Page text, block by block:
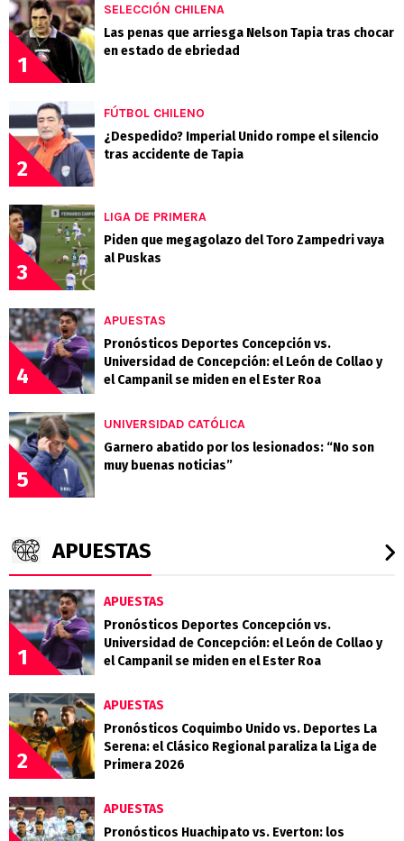
1
SELECCIÓN CHILENA
Las penas que arriesga Nelson Tapia tras chocar
en estado de ebriedad
2
FÚTBOL CHILENO
¿Despedido? Imperial Unido rompe el silencio
tras accidente de Tapia
3
LIGA DE PRIMERA
Piden que megagolazo del Toro Zampedri vaya
al Puskas
4
APUESTAS
Pronósticos Deportes Concepción vs.
Universidad de Concepción: el León de Collao y
el Campanil se miden en el Ester Roa
5
UNIVERSIDAD CATÓLICA
Garnero abatido por los lesionados: “No son
muy buenas noticias”
APUESTAS
1
APUESTAS
Pronósticos Deportes Concepción vs.
Universidad de Concepción: el León de Collao y
el Campanil se miden en el Ester Roa
2
APUESTAS
Pronósticos Coquimbo Unido vs. Deportes La
Serena: el Clásico Regional paraliza la Liga de
Primera 2026
APUESTAS
Pronósticos Huachipato vs. Everton: los